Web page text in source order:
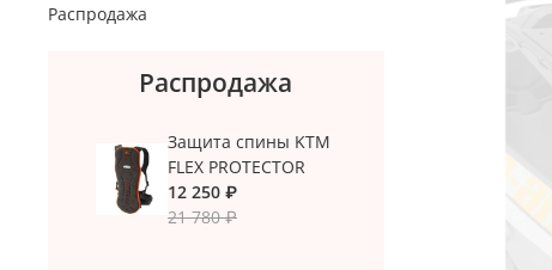
Распродажа
Распродажа
Защита спины KTM
FLEX PROTECTOR
12 250 ₽
21 780 ₽